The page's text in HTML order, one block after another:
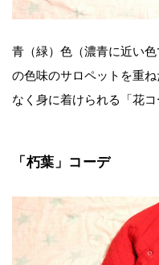
青（緑）色（濃青に近い
の色味のサロペットを重
なく身に着けられる「花コ
「朽葉」コーデ